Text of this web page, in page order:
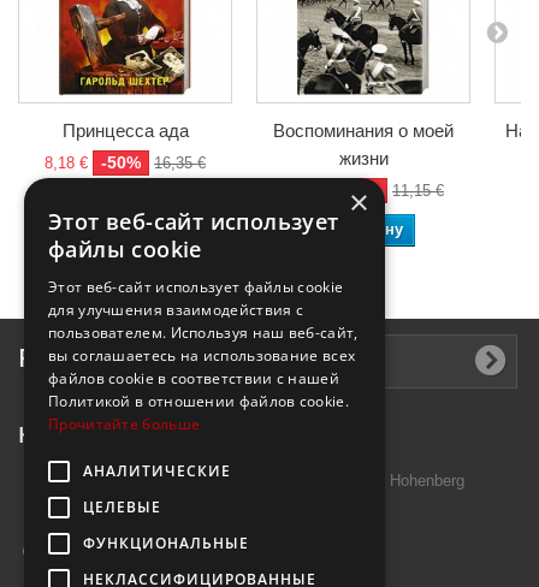
Принцесса ада
8,18 € -50% 16,35 €
Воспоминания о моей
жизни
-50% 11,15 €
В корзину
Рассылка
Контактная информация
Introtek GmbH, Hutschenreuther Str. 13 95691 Hohenberg
Deutschland
Звоните нам:
×
Этот веб-сайт использует
файлы cookie
Этот веб-сайт использует файлы cookie
для улучшения взаимодействия с
пользователем. Используя наш веб-сайт,
вы соглашаетесь на использование всех
файлов cookie в соответствии с нашей
Политикой в ​​отношении файлов cookie.
Прочитайте больше
АНАЛИТИЧЕСКИЕ
ЦЕЛЕВЫЕ
ФУНКЦИОНАЛЬНЫЕ
НЕКЛАССИФИЦИРОВАННЫЕ